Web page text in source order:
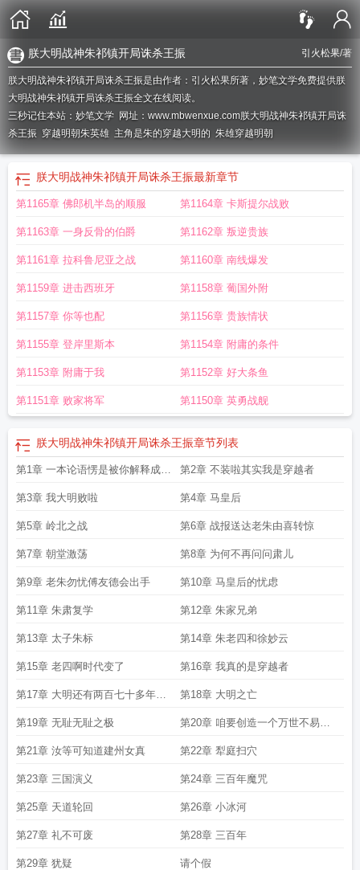
引火松果/著
朕大明战神朱祁镇开局诛杀王振
朕大明战神朱祁镇开局诛杀王振是由作者：引火松果所著，妙笔文学免费提供朕
大明战神朱祁镇开局诛杀王振全文在线阅读。
三秒记住本站：妙笔文学 网址：www.mbwenxue.com朕大明战神朱祁镇开局诛
杀王振 穿越明朝朱英雄 主角是朱的穿越大明的 朱雄穿越明朝
朕大明战神朱祁镇开局诛杀王振最新章节
第1165章 佛郎机半岛的顺服 第1164章 卡斯提尔战败
第1163章 一身反骨的伯爵 第1162章 叛逆贵族
第1161章 拉科鲁尼亚之战 第1160章 南线爆发
第1159章 进击西班牙 第1158章 葡国外附
第1157章 你等也配 第1156章 贵族情状
第1155章 登岸里斯本 第1154章 附庸的条件
第1153章 附庸于我 第1152章 好大条鱼
第1151章 败家将军 第1150章 英勇战舰
朕大明战神朱祁镇开局诛杀王振章节列表
第1章 一本论语愣是被你解释成抡
语了
第2章 不装啦其实我是穿越者
第3章 我大明败啦 第4章 马皇后
第5章 岭北之战 第6章 战报送达老朱由喜转惊
第7章 朝堂激荡 第8章 为何不再问问肃儿
第9章 老朱勿忧傅友德会出手 第10章 马皇后的忧虑
第11章 朱肃复学 第12章 朱家兄弟
第13章 太子朱标 第14章 朱老四和徐妙云
第15章 老四啊时代变了 第16章 我真的是穿越者
第17章 大明还有两百七十多年就
亡了
第18章 大明之亡
第19章 无耻无耻之极 第20章 咱要创造一个万世不易的
大明
第21章 汝等可知道建州女真 第22章 犁庭扫穴
第23章 三国演义 第24章 三百年魔咒
第25章 天道轮回 第26章 小冰河
第27章 礼不可废 第28章 三百年
第29章 犹疑 请个假